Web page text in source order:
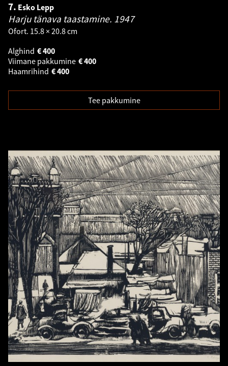
7. Esko Lepp
Harju tänava taastamine. 1947
Ofort. 15.8 × 20.8 cm
Alghind
400
€
Viimane pakkumine
400
€
Haamrihind
400
€
Tee pakkumine